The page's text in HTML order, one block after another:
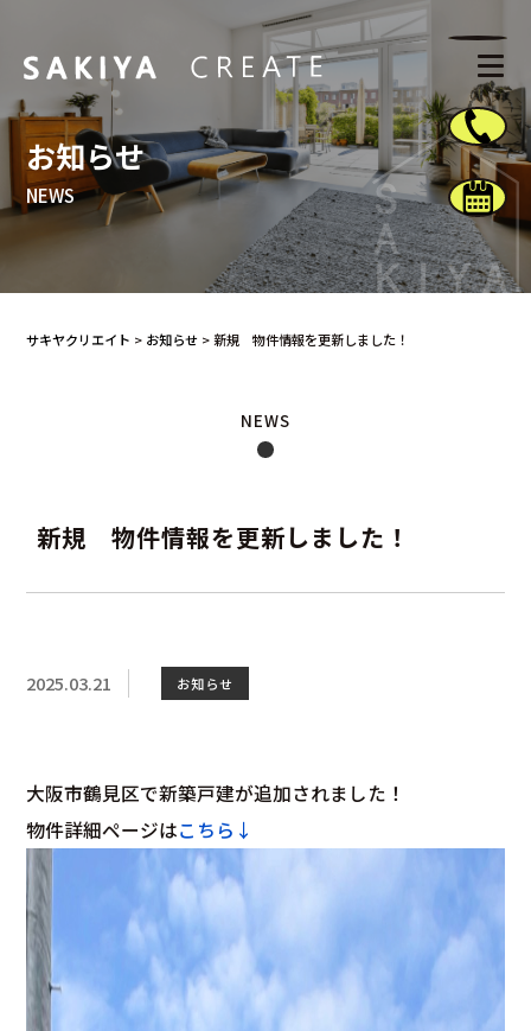
お知らせ
NEWS
サキヤクリエイト > お知らせ >新規 物件情報を更新しました！
新規 物件情報を更新しました！
NEWS
2025.03.21 お知らせ
大阪市鶴見区で新築戸建が追加されました！
物件詳細ページはこちら↓